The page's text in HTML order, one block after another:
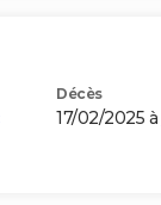
Décès
17/02/2025 à